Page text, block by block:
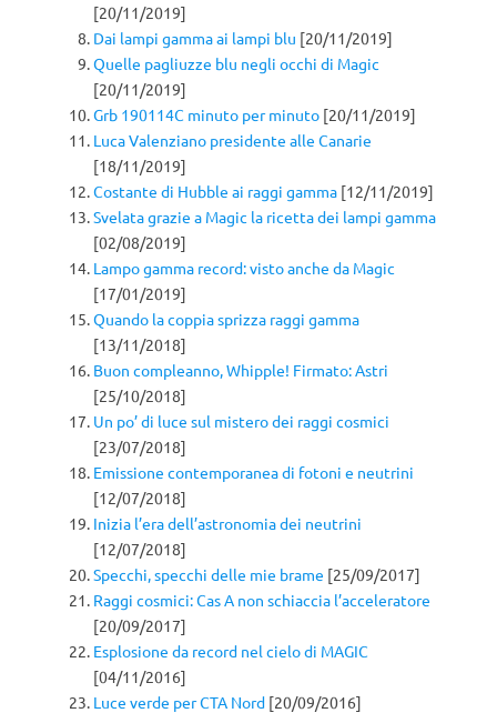
[20/11/2019]
Dai lampi gamma ai lampi blu [20/11/2019]
Quelle pagliuzze blu negli occhi di Magic
[20/11/2019]
Grb 190114C minuto per minuto [20/11/2019]
Luca Valenziano presidente alle Canarie
[18/11/2019]
Costante di Hubble ai raggi gamma [12/11/2019]
Svelata grazie a Magic la ricetta dei lampi gamma
[02/08/2019]
Lampo gamma record: visto anche da Magic
[17/01/2019]
Quando la coppia sprizza raggi gamma
[13/11/2018]
Buon compleanno, Whipple! Firmato: Astri
[25/10/2018]
Un po’ di luce sul mistero dei raggi cosmici
[23/07/2018]
Emissione contemporanea di fotoni e neutrini
[12/07/2018]
Inizia l’era dell’astronomia dei neutrini
[12/07/2018]
Specchi, specchi delle mie brame [25/09/2017]
Raggi cosmici: Cas A non schiaccia l’acceleratore
[20/09/2017]
Esplosione da record nel cielo di MAGIC
[04/11/2016]
Luce verde per CTA Nord [20/09/2016]